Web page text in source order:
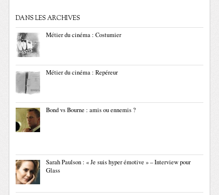
DANS LES ARCHIVES
Métier du cinéma : Costumier
Métier du cinéma : Repéreur
Bond vs Bourne : amis ou ennemis ?
Sarah Paulson : « Je suis hyper émotive » – Interview pour
Glass